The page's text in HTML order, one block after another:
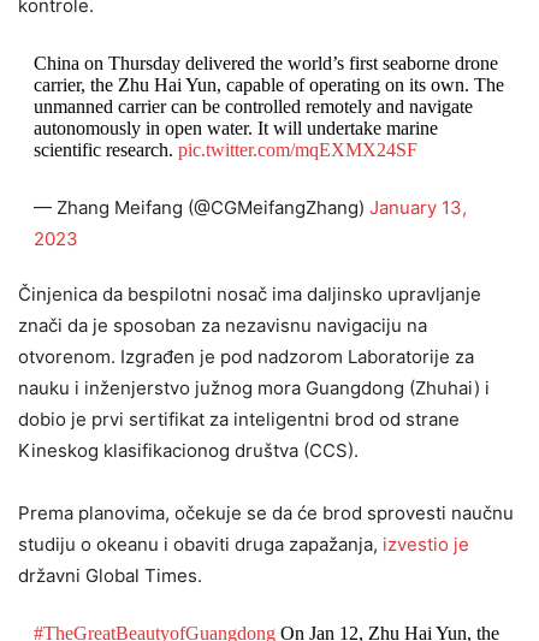
kontrole.
China on Thursday delivered the world’s first seaborne drone
carrier, the Zhu Hai Yun, capable of operating on its own. The
unmanned carrier can be controlled remotely and navigate
autonomously in open water. It will undertake marine
scientific research. pic.twitter.com/mqEXMX24SF
— Zhang Meifang (@CGMeifangZhang) January 13,
2023
Činjenica da bespilotni nosač ima daljinsko upravljanje
znači da je sposoban za nezavisnu navigaciju na
otvorenom. Izgrađen je pod nadzorom Laboratorije za
nauku i inženjerstvo južnog mora Guangdong (Zhuhai) i
dobio je prvi sertifikat za inteligentni brod od strane
Kineskog klasifikacionog društva (CCS).
Prema planovima, očekuje se da će brod sprovesti naučnu
studiju o okeanu i obaviti druga zapažanja, izvestio je
državni Global Times.
#TheGreatBeautyofGuangdongOn Jan 12, Zhu Hai Yun, the